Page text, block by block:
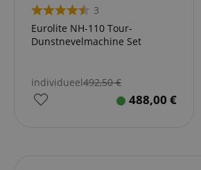
3
Eurolite NH-110 Tour-
Dunstnevelmachine Set
individueel492,50€
488,00 €